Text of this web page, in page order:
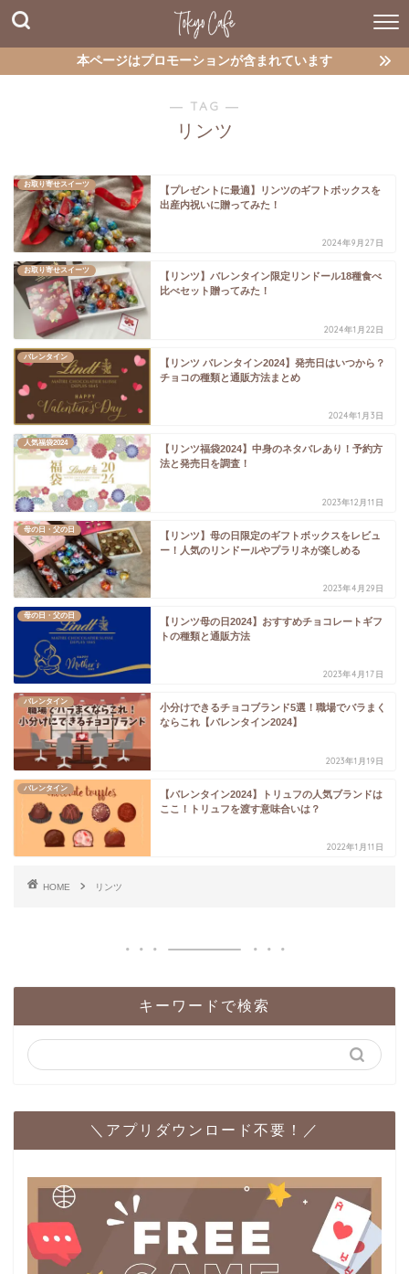
本ページはプロモーションが含まれています
― TAG ―
リンツ
お取り寄せスイーツ
【プレゼントに最適】リンツのギフトボックスを
出産内祝いに贈ってみた！
2024年9月27日
お取り寄せスイーツ
【リンツ】バレンタイン限定リンドール18種食べ
比べセット贈ってみた！
2024年1月22日
バレンタイン
【リンツ バレンタイン2024】発売日はいつから？
チョコの種類と通販方法まとめ
2024年1月3日
人気福袋2024
【リンツ福袋2024】中身のネタバレあり！予約方
法と発売日を調査！
2023年12月11日
母の日・父の日
【リンツ】母の日限定のギフトボックスをレビュ
ー！人気のリンドールやプラリネが楽しめる
2023年4月29日
母の日・父の日
【リンツ母の日2024】おすすめチョコレートギフ
トの種類と通販方法
2023年4月17日
バレンタイン
小分けできるチョコブランド5選！職場でバラまく
ならこれ【バレンタイン2024】
2023年1月19日
バレンタイン
【バレンタイン2024】トリュフの人気ブランドは
ここ！トリュフを渡す意味合いは？
2022年1月11日
HOME リンツ
キーワードで検索
＼アプリダウンロード不要！／